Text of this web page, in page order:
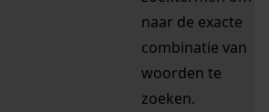
naar de exacte
combinatie van
woorden te
zoeken.